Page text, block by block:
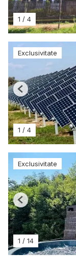
1 / 4
Exclusivitate
1 / 4
Previous
Exclusivitate
1 / 14
Previous